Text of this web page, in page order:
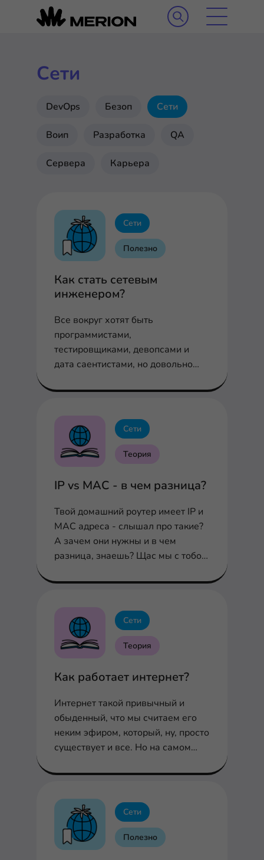
Сети
DevOps Безоп Сети
Воип Разработка QA
Сервера Карьера
Сети
Полезно
Как стать сетевым
инженером?
Все вокруг хотят быть
программистами,
тестировщиками, девопсами и
дата саентистами, но довольно
через профессию сетевого
Сети
Теория
IP vs MAC - в чем разница?
Твой домашний роутер имеет IP и
MAC адреса - слышал про такие?
А зачем они нужны и в чем
разница, знаешь? Щас мы с тобой
Сети
Теория
Как работает интернет?
Интернет такой привычный и
обыденный, что мы считаем его
неким эфиром, который, ну, просто
существует и все. Но на самом
статье разберемся как он
Сети
Полезно